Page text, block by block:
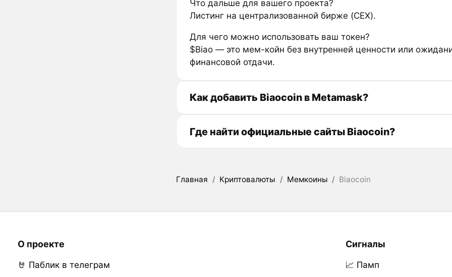
Что дальше для вашего проекта?
Листинг на централизованной бирже (CEX).
Для чего можно использовать ваш токен?
$Biao — это мем-койн без внутренней ценности или
финансовой отдачи.
Как добавить Biaocoin в Metamask?
Где найти официальные сайты Biaocoin?
Главная / Криптовалюты / Мемкоины / Biaocoin
О проекте
🤘 Паблик в телеграм
Сигналы
📈 Памп